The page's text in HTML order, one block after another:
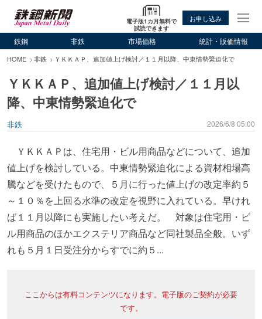
電子版1カ月無料で
試読できます
お申し込み
鉄鋼 非鉄 市場価格 統計・販価情報
HOME 非鉄 ＹＫＫＡＰ、追加値上げ検討／１１月以降、中東情勢緊迫化で
ＹＫＫＡＰ、追加値上げ検討／１１月以
降、中東情勢緊迫化で
非鉄 2026/6/8 05:00
ＹＫＫＡＰは、住宅用・ビル用商品などについて、追加
値上げを検討している。中東情勢緊迫化による資材相場高
騰などを受けたもので、５月に行った値上げの改定率約５
～１０％を上回る水準の改定を視野に入れている。早けれ
ば１１月以降にも実施したい考えだ。 対象は住宅用・ビ
ル用商品のほかエクステリア商品など同社製品全般。いず
れも５月１日受注分からすでに約５...
ここからは有料コンテンツになります。電子版のご契約が必要
です。